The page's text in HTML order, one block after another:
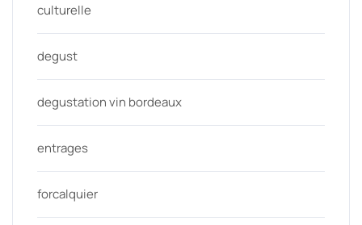
culturelle
degust
degustation vin bordeaux
entrages
forcalquier